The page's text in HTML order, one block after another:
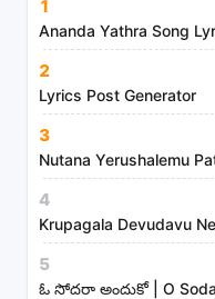
1
Ananda Yathra Song
2
Lyrics Post Generator
3
Nutana Yerushalemu
4
Krupagala Devudavu
5
ఓ సోదరా అందుకో | O